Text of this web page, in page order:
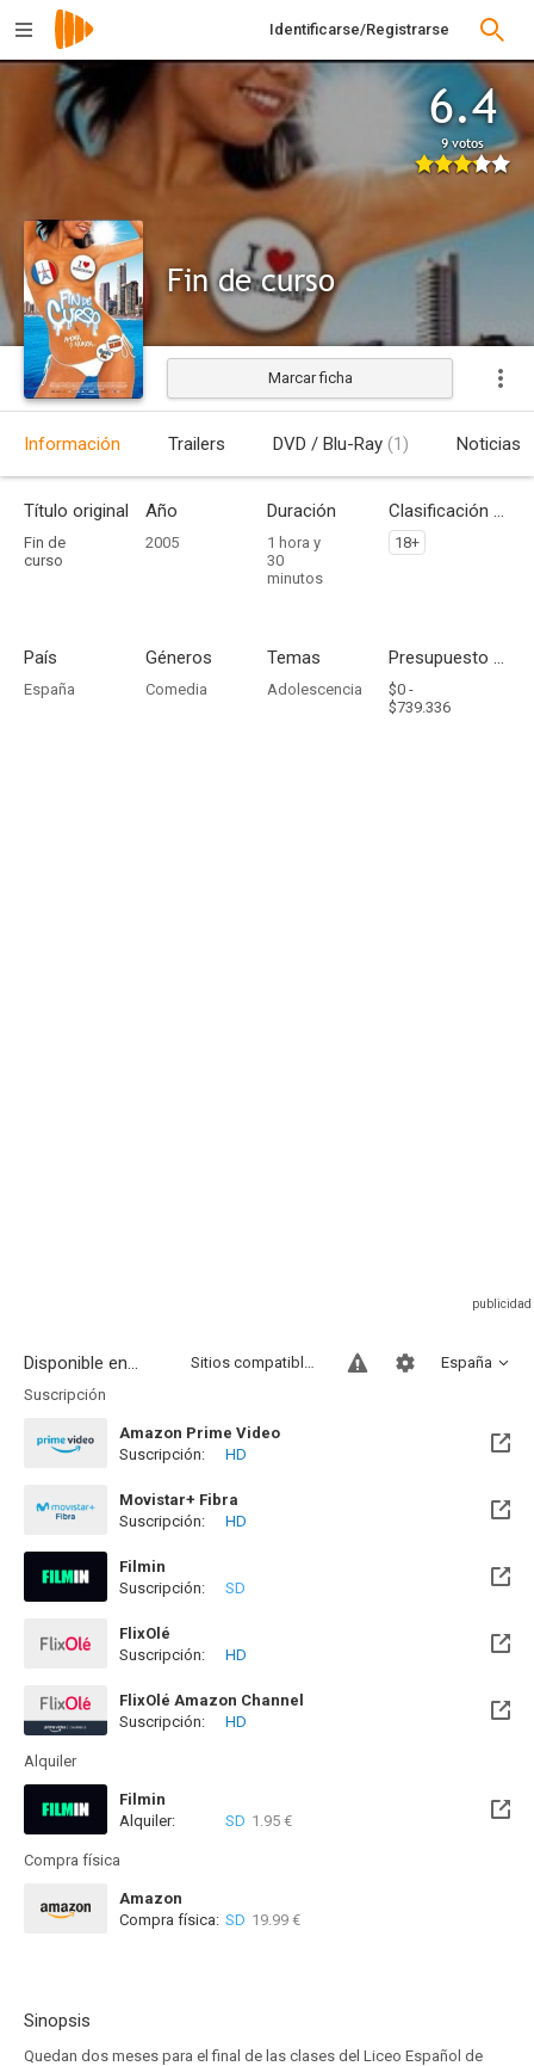
Identificarse/Registrarse
6.4
9 votos
Fin de curso
Estrenada
Marcar ficha
Información Trailers DVD / Blu-Ray (1) Noticias
Título original
Fin de
curso
Año
2005
Duración
1 hora y
30
minutos
Clasificación por edades
18+
País
España
Géneros
Comedia
Temas
Adolescencia
Presupuesto - Ingresos
$0 -
$739.336
Disponible en... España
Sitios compatibles
Suscripción
Amazon Prime Video
Suscripción:
HD
Movistar+ Fibra
Disponible hasta el Vie, 01 Ene 2100 (Quedan 73 años)
Suscripción: HD
Filmin
Disponible hasta el Vie, 27 Nov 2026 (Quedan 3 meses)
Suscripción: SD
FlixOlé
Suscripción:
HD
FlixOlé Amazon Channel
Suscripción:
HD
Alquiler
Filmin
Disponible hasta el Vie, 27 Nov 2026 (Quedan 3 meses)
Alquiler: SD 1.95 €
Compra física
Amazon
Compra física: SD 19.99 €
Sinopsis
Quedan dos meses para el final de las clases del Liceo Español de